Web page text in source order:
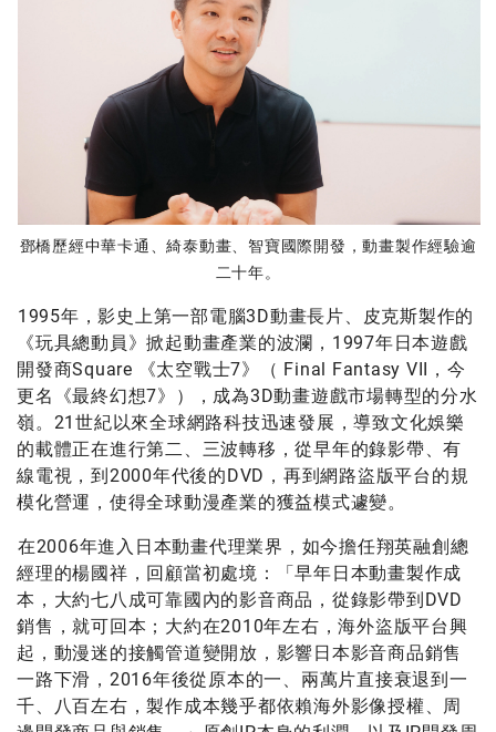
鄧橋歷經中華卡通、綺泰動畫、智寶國際開發，動畫製作經驗逾
二十年。
1995年，影史上第一部電腦3D動畫長片、皮克斯製作的
《玩具總動員》掀起動畫產業的波瀾，1997年日本遊戲
開發商Square 《太空戰士7》（ Final Fantasy VII，今
更名《最終幻想7》），成為3D動畫遊戲市場轉型的分水
嶺。21世紀以來全球網路科技迅速發展，導致文化娛樂
的載體正在進行第二、三波轉移，從早年的錄影帶、有
線電視，到2000年代後的DVD，再到網路盜版平台的規
模化營運，使得全球動漫產業的獲益模式遽變。
在2006年進入日本動畫代理業界，如今擔任翔英融創總
經理的楊國祥，回顧當初處境：「早年日本動畫製作成
本，大約七八成可靠國內的影音商品，從錄影帶到DVD
銷售，就可回本；大約在2010年左右，海外盜版平台興
起，動漫迷的接觸管道變開放，影響日本影音商品銷售
一路下滑，2016年後從原本的一、兩萬片直接衰退到一
千、八百左右，製作成本幾乎都依賴海外影像授權、周